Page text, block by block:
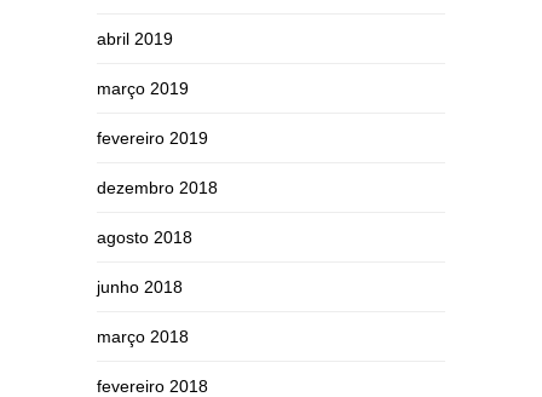
abril 2019
março 2019
fevereiro 2019
dezembro 2018
agosto 2018
junho 2018
março 2018
fevereiro 2018